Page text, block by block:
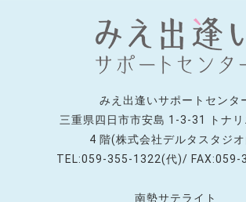
みえ出逢いサポートセンタ
三重県四日市市安島 1-3-31 トナ
4 階(株式会社デルタスタジ
TEL:059-355-1322(代)/ FAX:059-
南勢サテライト